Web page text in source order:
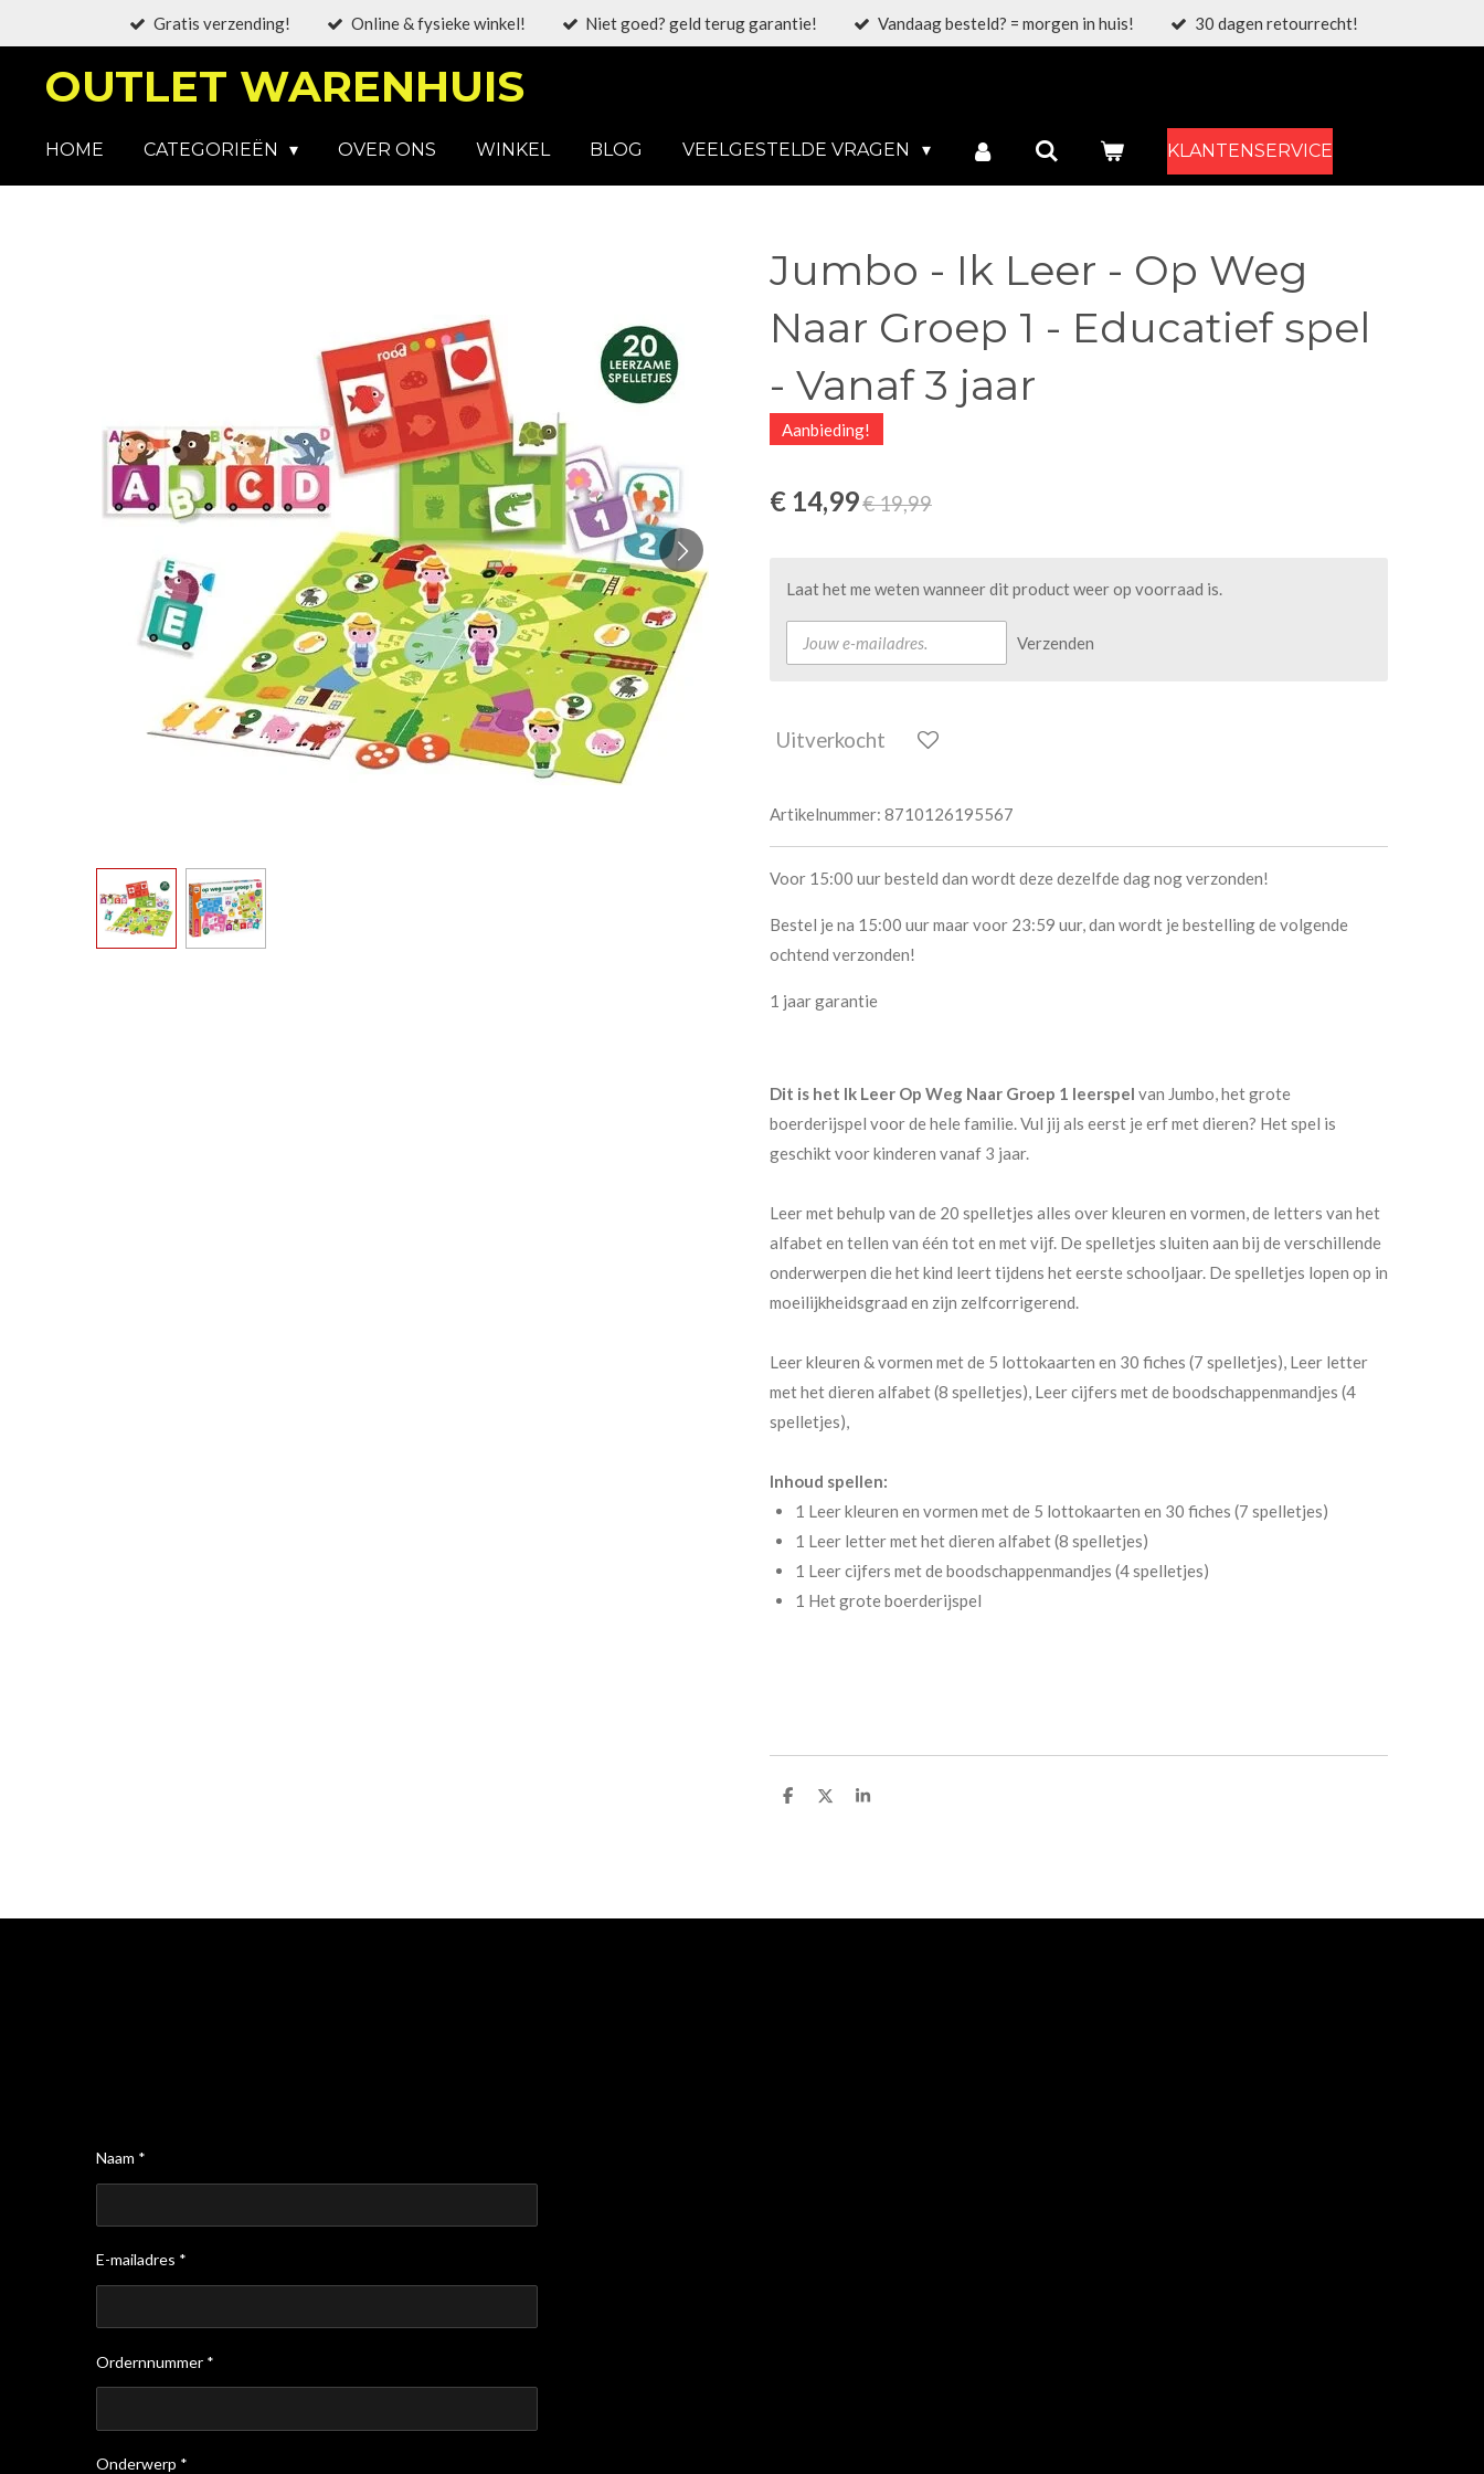
hoofdinhoud
Gratis verzending! Online & fysieke winkel! Niet goed? geld terug garantie! Vandaag besteld? = morgen in huis! 30 dagen retourrecht!
OUTLET WARENHUIS
HOME CATEGORIEËN OVER ONS WINKEL BLOG VEELGESTELDE VRAGEN KLANTENSERVICE
Jumbo - Ik Leer - Op Weg
Naar Groep 1 - Educatief spel
- Vanaf 3 jaar
Aanbieding!
€ 14,99€ 19,99
Laat het me weten wanneer dit product weer op voorraad is.
Verzenden
Uitverkocht
Artikelnummer: 8710126195567
Voor 15:00 uur besteld dan wordt deze dezelfde dag nog verzonden!
Bestel je na 15:00 uur maar voor 23:59 uur, dan wordt je bestelling de volgende
ochtend verzonden!
1 jaar garantie
Dit is het Ik Leer Op Weg Naar Groep 1 leerspel van Jumbo, het grote
boerderijspel voor de hele familie. Vul jij als eerst je erf met dieren? Het spel is
geschikt voor kinderen vanaf 3 jaar.
Leer met behulp van de 20 spelletjes alles over kleuren en vormen, de letters van het
alfabet en tellen van één tot en met vijf. De spelletjes sluiten aan bij de verschillende
onderwerpen die het kind leert tijdens het eerste schooljaar. De spelletjes lopen op in
moeilijkheidsgraad en zijn zelfcorrigerend.
Leer kleuren & vormen met de 5 lottokaarten en 30 fiches (7 spelletjes), Leer letter
met het dieren alfabet (8 spelletjes), Leer cijfers met de boodschappenmandjes (4
spelletjes),
Inhoud spellen:
1 Leer kleuren en vormen met de 5 lottokaarten en 30 fiches (7 spelletjes)
1 Leer letter met het dieren alfabet (8 spelletjes)
1 Leer cijfers met de boodschappenmandjes (4 spelletjes)
1 Het grote boerderijspel
D
D
S
Naam *
E-mailadres *
Ordernnummer *
Onderwerp *